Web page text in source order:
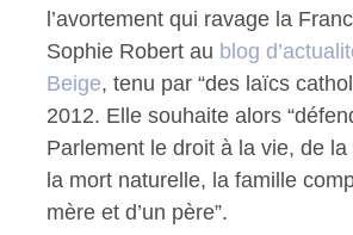
l’avortement qui ravage la
Sophie Robert au blog
Beige, tenu par “des laïcs
2012. Elle souhaite alors
Parlement le droit à la vie, de
la mort naturelle, la famille
mère et d’un père”.